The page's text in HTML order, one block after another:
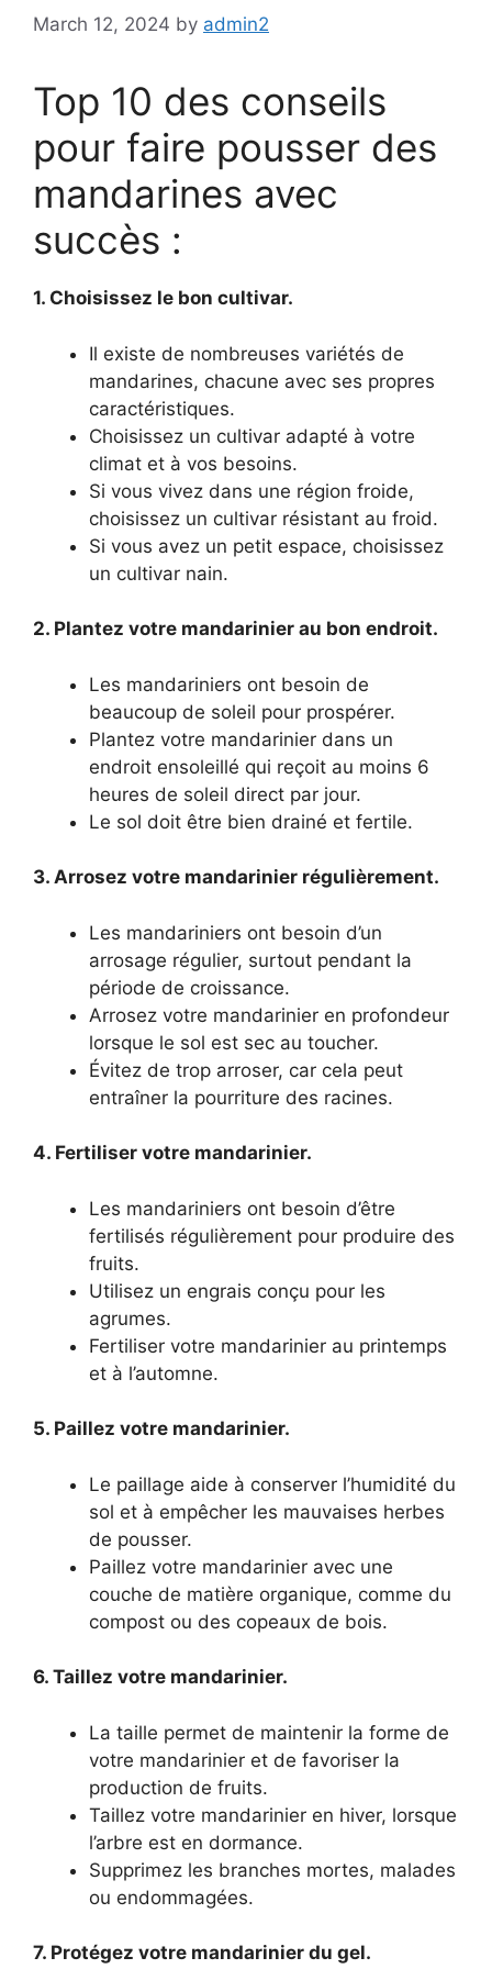
March 12, 2024 by admin2
Top 10 des conseils
pour faire pousser des
mandarines avec
succès :
1. Choisissez le bon cultivar.
Il existe de nombreuses variétés de
mandarines, chacune avec ses propres
caractéristiques.
Choisissez un cultivar adapté à votre
climat et à vos besoins.
Si vous vivez dans une région froide,
choisissez un cultivar résistant au froid.
Si vous avez un petit espace, choisissez
un cultivar nain.
2. Plantez votre mandarinier au bon endroit.
Les mandariniers ont besoin de
beaucoup de soleil pour prospérer.
Plantez votre mandarinier dans un
endroit ensoleillé qui reçoit au moins 6
heures de soleil direct par jour.
Le sol doit être bien drainé et fertile.
3. Arrosez votre mandarinier régulièrement.
Les mandariniers ont besoin d’un
arrosage régulier, surtout pendant la
période de croissance.
Arrosez votre mandarinier en profondeur
lorsque le sol est sec au toucher.
Évitez de trop arroser, car cela peut
entraîner la pourriture des racines.
4. Fertiliser votre mandarinier.
Les mandariniers ont besoin d’être
fertilisés régulièrement pour produire des
fruits.
Utilisez un engrais conçu pour les
agrumes.
Fertiliser votre mandarinier au printemps
et à l’automne.
5. Paillez votre mandarinier.
Le paillage aide à conserver l’humidité du
sol et à empêcher les mauvaises herbes
de pousser.
Paillez votre mandarinier avec une
couche de matière organique, comme du
compost ou des copeaux de bois.
6. Taillez votre mandarinier.
La taille permet de maintenir la forme de
votre mandarinier et de favoriser la
production de fruits.
Taillez votre mandarinier en hiver, lorsque
l’arbre est en dormance.
Supprimez les branches mortes, malades
ou endommagées.
7. Protégez votre mandarinier du gel.